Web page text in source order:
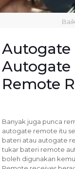
Autogate
Autogate
Remote
Banyak juga punca
autogate remote itu
bateri atau autogate
tukar bateri remote
boleh digunakan